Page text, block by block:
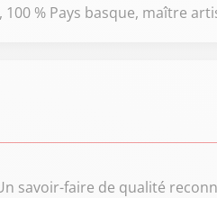
100 % Pays basque, maître
savoir-faire de qualité